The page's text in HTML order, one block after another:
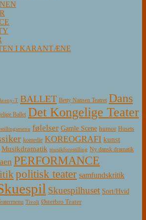
I KARANTÆNE
T BALLET Betty Nansen Teatret Dans
Ballet Det Kongelige Teater
følelser Gamle Scene humor Husets
komedie KOREOGRAFI kunst
Musikdramatik musikforestilling Ny dansk dramatik
PERFORMANCE
politisk teater samfundskritik
Skuespilhuset Sort/Hvid
Tivoli Østerbro Teater